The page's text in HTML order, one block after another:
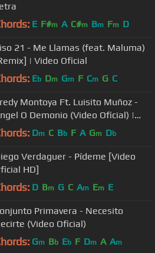
E F#m A C#m Bm Fm D
21 - Me Llamas (feat. Maluma)
| Video Oficial
Eb Dm Gm F Cm G C
Montoya Ft. Luisito Muñoz -
O Demonio (Video Oficial) |
para Tomar
Dm C Bb F A Gm Db
Verdaguer - Pídeme [Video
HD]
D Bm G C Am Em E
Primavera - Necesito
(Video Oficial)
Gm Bb Eb F Dm A Am